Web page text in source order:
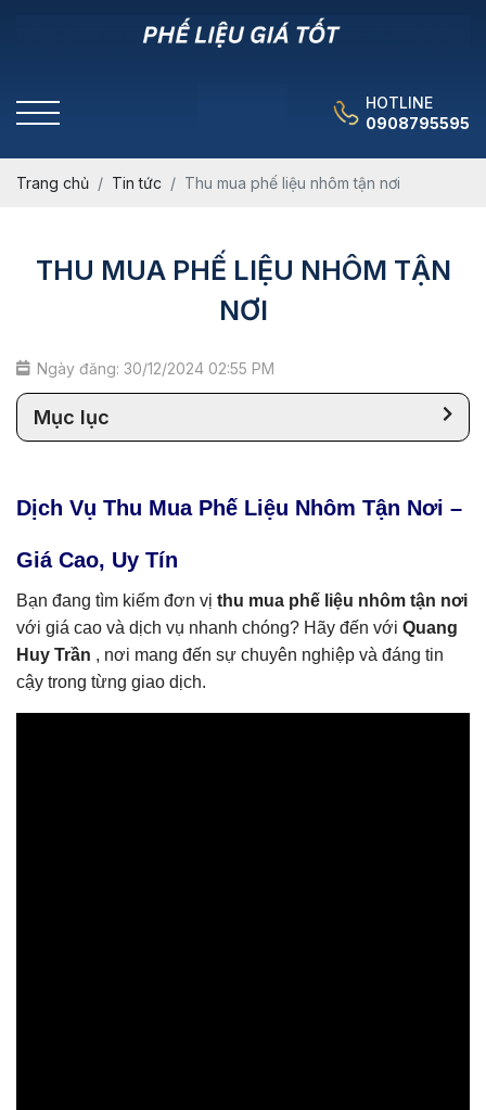
HOTLINE
0908795595
Trang chủ Tin tức Thu mua phế liệu nhôm tận nơi
THU MUA PHẾ LIỆU NHÔM TẬN
NƠI
Ngày đăng: 30/12/2024 02:55 PM
Mục lục
Dịch Vụ Thu Mua Phế Liệu Nhôm Tận Nơi –
Giá Cao, Uy Tín
Bạn đang tìm kiếm đơn vị thu mua phế liệu nhôm tận nơi
với giá cao và dịch vụ nhanh chóng? Hãy đến với Quang
Huy Trần , nơi mang đến sự chuyên nghiệp và đáng tin
cậy trong từng giao dịch.